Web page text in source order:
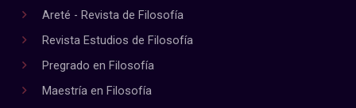
Areté - Revista de Filosofía
Revista Estudios de Filosofía
Pregrado en Filosofía
Maestría en Filosofía